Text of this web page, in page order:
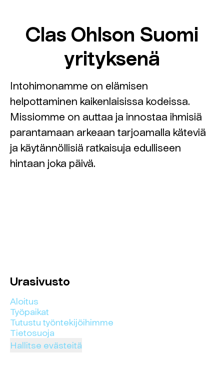
Clas Ohlson Suomi
yrityksenä
Intohimonamme on elämisen
helpottaminen kaikenlaisissa kodeissa.
Missiomme on auttaa ja innostaa ihmisiä
parantamaan arkeaan tarjoamalla käteviä
ja käytännöllisiä ratkaisuja edulliseen
hintaan joka päivä.
Urasivusto
Aloitus
Työpaikat
Tutustu työntekijöihimme
Tietosuoja
Hallitse evästeitä